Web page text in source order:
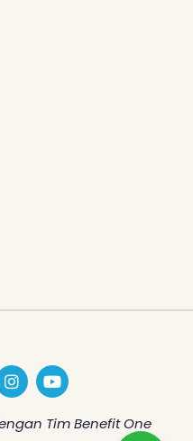
I
n
s
t
Y
o
u
t
Tim Benefit One